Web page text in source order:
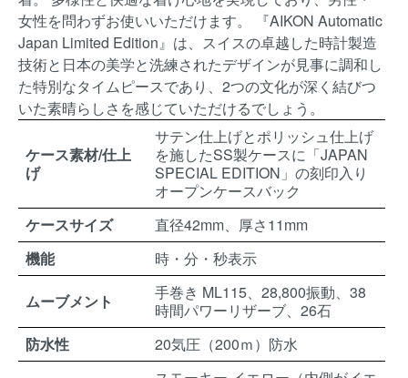
女性を問わずお使いいただけます。 『AIKON Automatic
Japan Limited Edition』は、スイスの卓越した時計製造
技術と日本の美学と洗練されたデザインが見事に調和し
た特別なタイムピースであり、2つの文化が深く結びつ
いた素晴らしさを感じていただけるでしょう。
ケース素材/仕上
げ
サテン仕上げとポリッシュ仕上げ
を施したSS製ケースに「JAPAN
SPECIAL EDITION」の刻印入り
オープンケースバック
ケースサイズ
直径42mm、厚さ11mm
機能
時・分・秒表示
ムーブメント
手巻き ML115、28,800振動、38
時間パワーリザーブ、26石
防水性
20気圧（200ｍ）防水